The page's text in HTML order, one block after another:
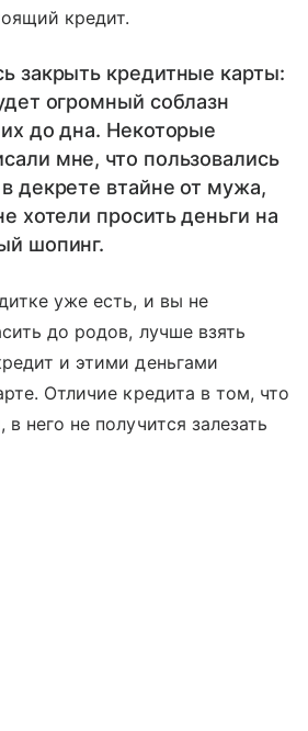
кредит.
закрыть кредитные карты:
огромный соблазн
до дна. Некоторые
мне, что пользовались
декрете втайне от мужа,
хотели просить деньги на
шопинг.
уже есть, и вы не
до родов, лучше взять
и этими деньгами
Отличие кредита в том, что
него не получится залезать